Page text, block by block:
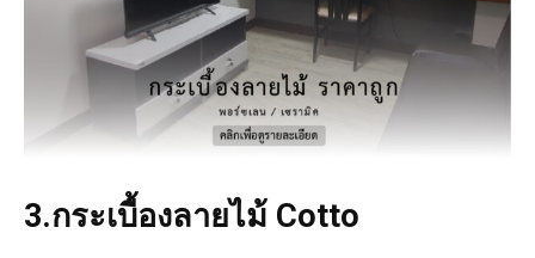
3.กระเบื้องลายไม้ Cotto